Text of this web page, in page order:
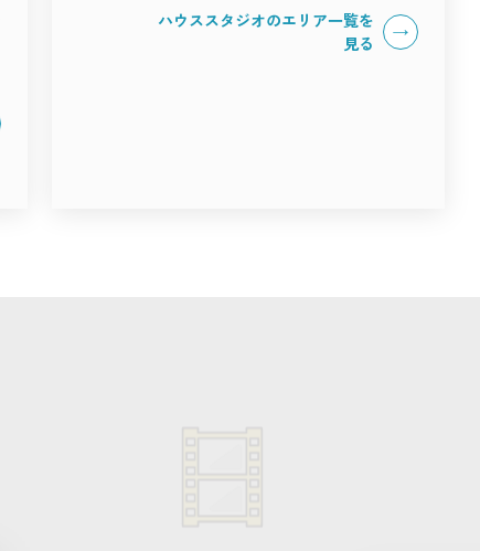
ハウススタジオのエリア一覧を
見る